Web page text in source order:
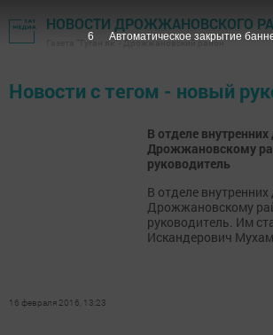
НОВОСТИ ДРОЖЖАНОВСКОГО
Газета "Туган як" - Дрожжановский район
Новости с тегом - новый
В отделе
Дрожжановскому
руководитель
В отделе
Дрожжановскому
руководитель. Им
Искандерович
16 февраля 2016, 13:23
6 Автоматическое закрытие